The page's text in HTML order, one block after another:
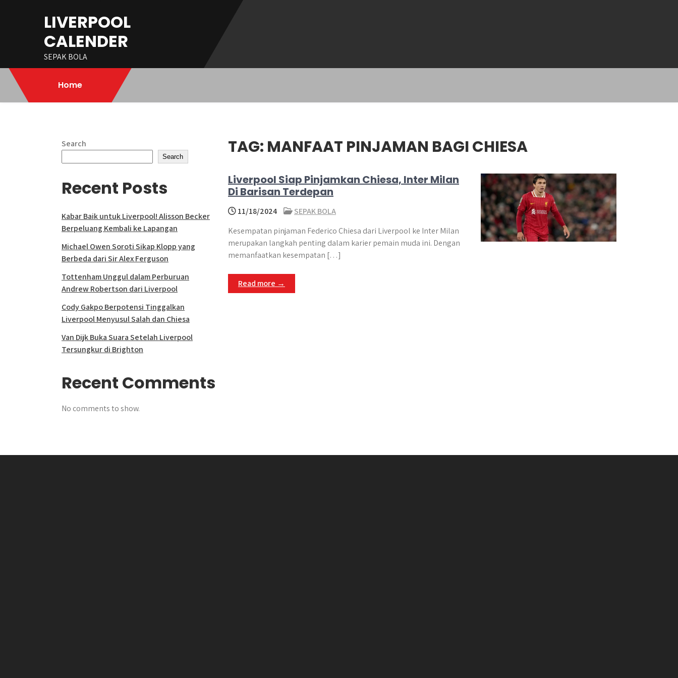
LIVERPOOL
CALENDER
SEPAK BOLA
Home
TAG: MANFAAT PINJAMAN BAGI CHIESA
Liverpool Siap Pinjamkan Chiesa, Inter Milan
Di Barisan Terdepan
11/18/2024
SEPAK BOLA
Kesempatan pinjaman Federico Chiesa dari Liverpool ke Inter Milan
merupakan langkah penting dalam karier pemain muda ini.​ Dengan
memanfaatkan kesempatan […]
Read more →
Search
Search
Recent Posts
Kabar Baik untuk Liverpool! Alisson Becker
Berpeluang Kembali ke Lapangan
Michael Owen Soroti Sikap Klopp yang
Berbeda dari Sir Alex Ferguson
Tottenham Unggul dalam Perburuan
Andrew Robertson dari Liverpool
Cody Gakpo Berpotensi Tinggalkan
Liverpool Menyusul Salah dan Chiesa
Van Dijk Buka Suara Setelah Liverpool
Tersungkur di Brighton
Recent Comments
No comments to show.